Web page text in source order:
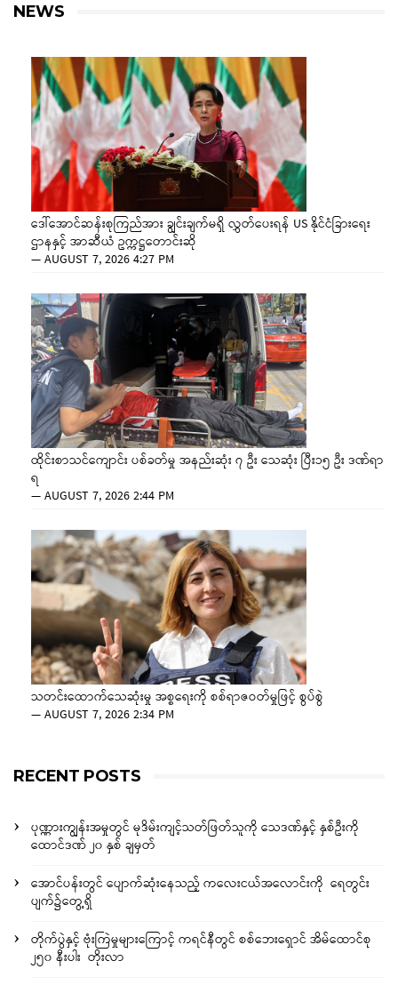
NEWS
ဒေါ်အောင်ဆန်းစုကြည်အား ချွင်းချက်မရှိ လွှတ်ပေးရန် US နိုင်ငံခြားရေး
ဌာနနှင့် အာဆီယံ ဥက္ကဋ္ဌတောင်းဆို
—AUGUST 7, 2026 4:27 PM
ထိုင်းစာသင်ကျောင်း ပစ်ခတ်မှု အနည်းဆုံး ၇ ဦး သေဆုံး ပြီး၁၅ ဦး ဒဏ်ရာ
ရ
—AUGUST 7, 2026 2:44 PM
သတင်းထောက်သေဆုံးမှု အစ္စရေးကို စစ်ရာဇဝတ်မှုဖြင့် စွပ်စွဲ
—AUGUST 7, 2026 2:34 PM
RECENT POSTS
ပုဏ္ဏားကျွန်းအမှုတွင် မုဒိမ်းကျင့်သတ်ဖြတ်သူကို သေဒဏ်နှင့် နှစ်ဦးကို
ထောင်ဒဏ် ၂၀ နှစ် ချမှတ်
အောင်ပန်းတွင် ပျောက်ဆုံးနေသည့် ကလေးငယ်အလောင်းကို ရေတွင်း
ပျက်၌တွေ့ရှိ
တိုက်ပွဲနှင့် ဗုံးကြဲမှုများကြောင့် ကရင်နီတွင် စစ်ဘေးရှောင် အိမ်ထောင်စု
၂၅၀ နီးပါး တိုးလာ